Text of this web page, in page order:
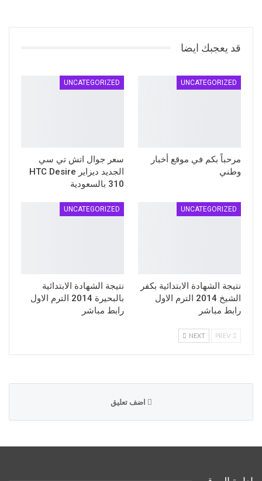
قد يعجبك ايضا
UNCATEGORIZED
مرحباً بكم في موقع أخبار
وطني
UNCATEGORIZED
سعر جوال اتش تي سي
الجديد ديزاير HTC Desire
310 بالسعودية
UNCATEGORIZED
نتيجة الشهادة الابتدائية بكفر
الشيخ 2014 الترم الاول
رابط مباشر
UNCATEGORIZED
نتيجة الشهادة الابتدائية
بالبحيرة 2014 الترم الاول
رابط مباشر
NEXT
اضف تعليق